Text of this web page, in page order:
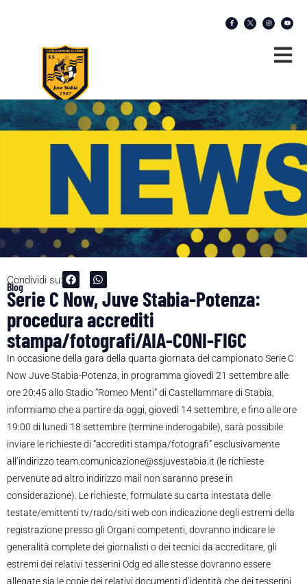
Condividi su:
Blog
Serie C Now, Juve Stabia-Potenza:
procedura accrediti
stampa/fotografi/AIA-CONI-FIGC
In occasione della gara della quarta giornata del campionato Serie C
Now Juve Stabia-Potenza, in programma giovedì 21 settembre alle
ore 20:45 allo Stadio “Romeo Menti” di Castellammare di Stabia,
informiamo che a partire da oggi, giovedì 14 settembre, e fino alle ore
19:00 di lunedì 18 settembre (termine inderogabile), sarà possibile
inviare le richieste di “accrediti stampa/fotografi” esclusivamente
all’indirizzo team.comunicazione@ssjuvestabia.it (le richieste
pervenute ad altro indirizzo mail non saranno prese in
considerazione). Le richieste, formulate su carta intestata delle
testate/emittenti tv/rado/siti web con indicazione degli estremi della
registrazione presso gli Organi competenti, dovranno indicare le
generalità complete dei giornalisti o dei tecnici da accreditare, gli
estremi dei relativi tesserini Odg ed alle stesse dovranno essere
allegate sia le copie dei relativi documenti d’identità che dei tesserini